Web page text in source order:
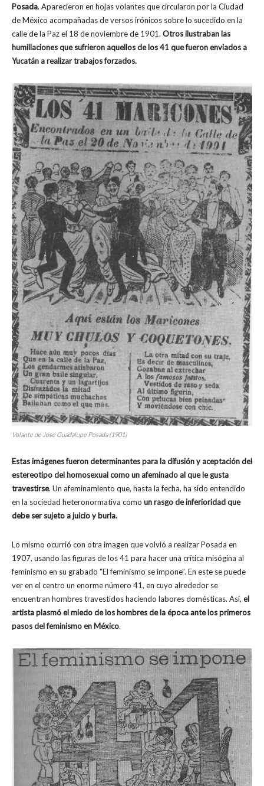
Posada. Aparecieron en hojas volantes que circularon por la Ciudad
de México acompañadas de versos irónicos sobre lo sucedido en la
calle de la Paz el 18 de noviembre de 1901. Otros ilustraban las
humillaciones que sufrieron aquellos de los 41 que fueron enviados a
Yucatán a realizar trabajos forzados.
Volante de José Guadalupe Posada (1901)
Estas imágenes fueron determinantes para la difusión y aceptación del
estereotipo del homosexual como un afeminado al que le gusta
travestirse. Un afeminamiento que, hasta la fecha, ha sido entendido
en la sociedad heteronormativa como un rasgo de inferioridad que
debe ser sujeto a juicio y burla.
Lo mismo ocurrió con otra imagen que volvió a realizar Posada en
1907, usando las figuras de los 41 para hacer una crítica misógina al
feminismo en su grabado “El feminismo se impone”. En este se puede
ver en el centro un enorme número 41, en cuyo alrededor se
encuentran hombres travestidos haciendo labores domésticas. Así, el
artista plasmó el miedo de los hombres de la época ante los primeros
pasos del feminismo en México.